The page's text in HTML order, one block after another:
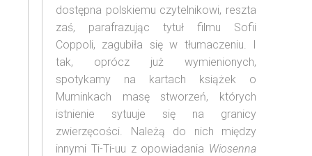
dostępna polskiemu czytelnikowi, reszta
zaś, parafrazując tytuł filmu Sofii
Coppoli, zagubiła się w tłumaczeniu. I
tak, oprócz już wymienionych,
spotykamy na kartach książek o
Muminkach masę stworzeń, których
istnienie sytuuje się na granicy
zwierzęcości. Należą do nich między
innymi Ti-Ti-uu z opowiadania Wiosenna